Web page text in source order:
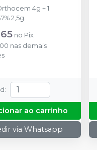
4g + 1
2,5g.
no Pix
nas demais
:
ao carrinho
via Whatsapp